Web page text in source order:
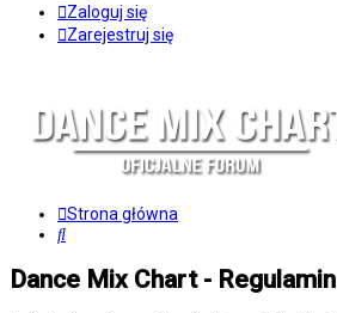
Zaloguj się
Zarejestruj się
Strona główna
Szukaj
Dance Mix Chart - Regulamin